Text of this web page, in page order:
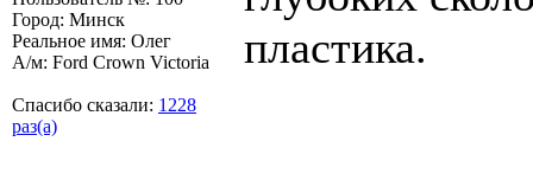
Город: Минск
Реальное имя: Олег
А/м: Ford Crown Victoria
Спасибо сказали: 1228
раз(а)
пластика.